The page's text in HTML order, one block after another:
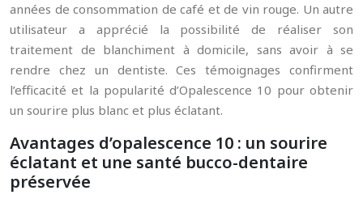
années de consommation de café et de vin rouge. Un autre
utilisateur a apprécié la possibilité de réaliser son
traitement de blanchiment à domicile, sans avoir à se
rendre chez un dentiste. Ces témoignages confirment
l’efficacité et la popularité d’Opalescence 10 pour obtenir
un sourire plus blanc et plus éclatant.
Avantages d’opalescence 10 : un sourire
éclatant et une santé bucco-dentaire
préservée